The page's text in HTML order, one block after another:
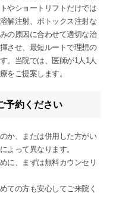
やショートリフトだけでは
解注射、ボトックス注射な
の原因に合わせて適切な治
させ、最短ルートで理想の
。当院では、医師が1人1人
をご提案します。
予約ください
か、または併用した方がい
よって異なります。
に、まずは無料カウンセリ
ての方も安心してご来院く